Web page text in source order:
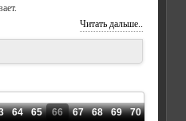
Читать дальше..
64 65 66 67 68 69 70